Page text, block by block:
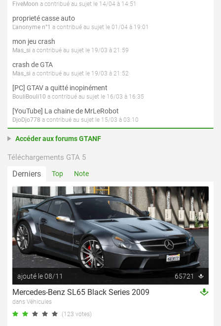
FiveMoon a contribué au sujet le 14/04 à 14:51
proprieté casse auto
L'anonyme n°1 a contribué au sujet le 01/04 à 19:01
mon jeu crash
Mas_si a contribué au sujet le 19/03 à 21:59
crash de GTA
Mas_si a contribué au sujet le 19/03 à 21:52
[PC] GTAV a quitté inopinément
BouliBouli10 a contribué au sujet le 16/03 à 16:35
[YouTube] La chaine de MrLeRobot
DjoDjo778 a contribué au sujet le 15/03 à 03:10
Accéder aux forums GTANF
Téléchargements GTA 5
Derniers Top Note
ajouté le 08/11 65721
Mercedes-Benz SL65 Black Series 2009
dans Véhicules
(123 votes)